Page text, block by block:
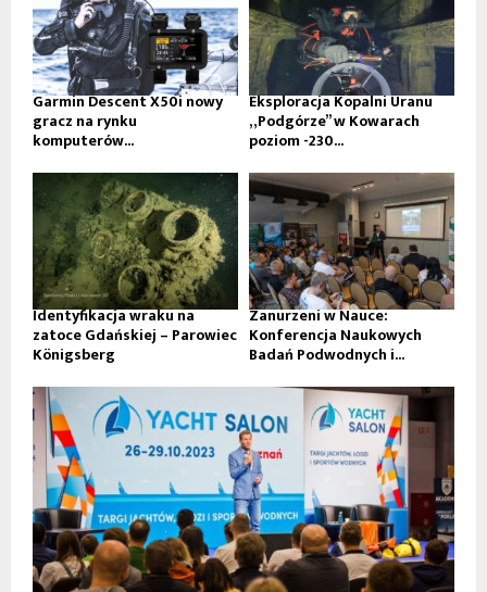
Garmin Descent X50i nowy
gracz na rynku
komputerów...
Eksploracja Kopalni Uranu
„Podgórze” w Kowarach
poziom -230...
Identyfikacja wraku na
zatoce Gdańskiej – Parowiec
Königsberg
Zanurzeni w Nauce:
Konferencja Naukowych
Badań Podwodnych i...